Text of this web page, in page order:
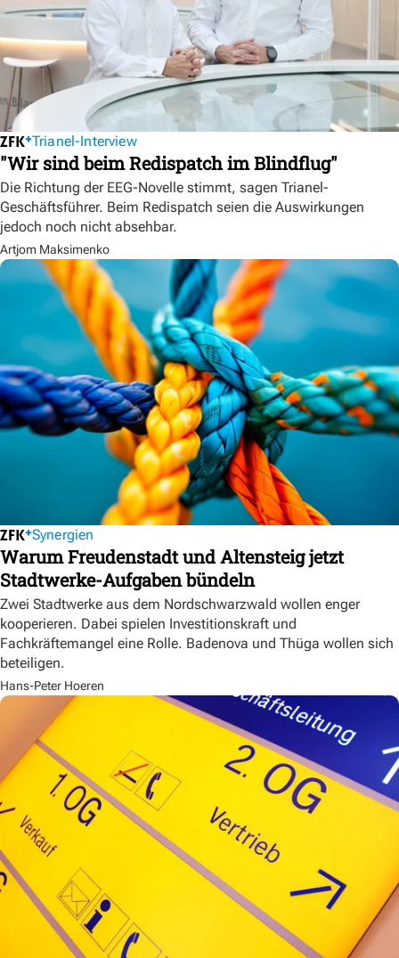
Trianel-Interview
"Wir sind beim Redispatch im Blindflug"
Die Richtung der EEG-Novelle stimmt, sagen Trianel-
Geschäftsführer. Beim Redispatch seien die Auswirkungen
jedoch noch nicht absehbar.
Artjom Maksimenko
Synergien
Warum Freudenstadt und Altensteig jetzt
Stadtwerke-Aufgaben bündeln
Zwei Stadtwerke aus dem Nordschwarzwald wollen enger
kooperieren. Dabei spielen Investitionskraft und
Fachkräftemangel eine Rolle. Badenova und Thüga wollen sich
beteiligen.
Hans-Peter Hoeren